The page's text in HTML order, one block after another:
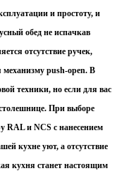
и простоту, и
обед не испачкав
отсутствие ручек,
push-open. В
техники, но если для вас
При выборе
RAL и NCS с нанесением
кухне уют, а отсутствие
кухня станет настоящим